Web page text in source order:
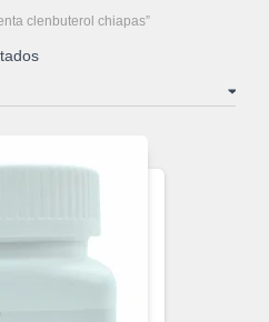
clenbuterol chiapas”